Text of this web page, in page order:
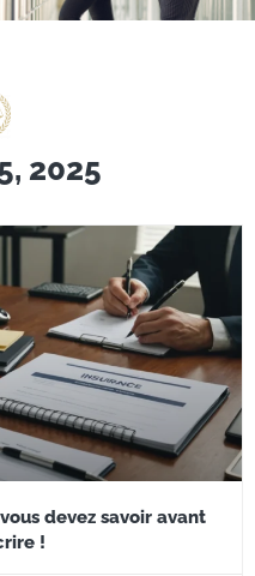
2025
devez savoir avant
!